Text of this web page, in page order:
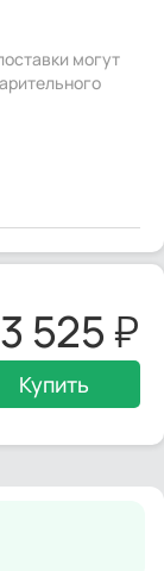
могут
3 525
Купить